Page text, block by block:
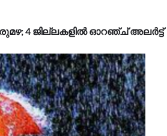
4 ജില്ലകളിൽ ഓറഞ്ച് അലർട്ട്